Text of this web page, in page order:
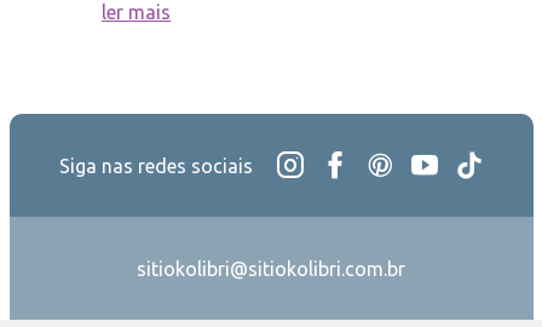
ler mais
Siga nas redes sociais
sitiokolibri@sitiokolibri.com.br